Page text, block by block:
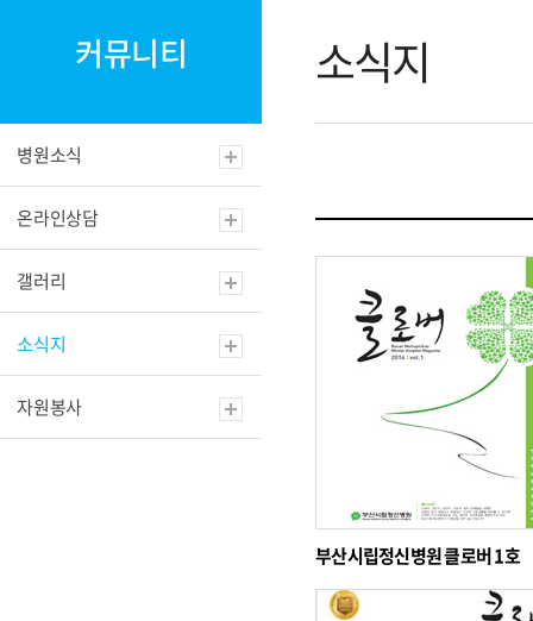
오시는 길
커뮤니티
병원소식
온라인상담
갤러리
소식지
자원봉사
소식지
부산시립정신병원 클로버 1호